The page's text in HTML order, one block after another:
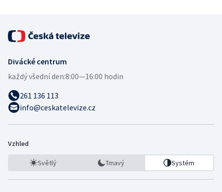
Divácké centrum
každý všední den:8:00—16:00 hodin
261 136 113
info@ceskatelevize.cz
Vzhled
Světlý Tmavý Systém